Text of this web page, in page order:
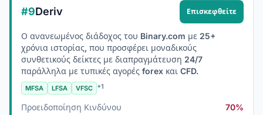
#9Deriv Επισκεφθείτε
Ο ανανεωμένος διάδοχος του Binary.com με 25+
χρόνια ιστορίας, που προσφέρει μοναδικούς
συνθετικούς δείκτες με διαπραγμάτευση 24/7
παράλληλα με τυπικές αγορές forex και CFD.
MFSA LFSA VFSC +1
Προειδοποίηση Κινδύνου
70%